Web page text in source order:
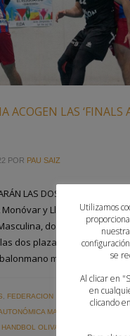
ACOGEN LAS ‘FINALS
POR PAU SAIZ
LAS DOS PLAZAS POR EL
Monóvar y Llíria serán las
donde este fin de
dos plazas de ascenso a
masculino de la
FEDERACION
MASCULINA
OLIVA
Utilizamos
se
Al clicar en
en
clicando